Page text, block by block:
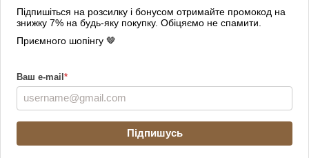
Підпишіться на розсилку і бонусом отримайте промокод на
знижку 7% на будь-яку покупку. Обіцяємо не спамити.
Приємного шопінгу 🤎
Ваш e-mail*
Підпишусь